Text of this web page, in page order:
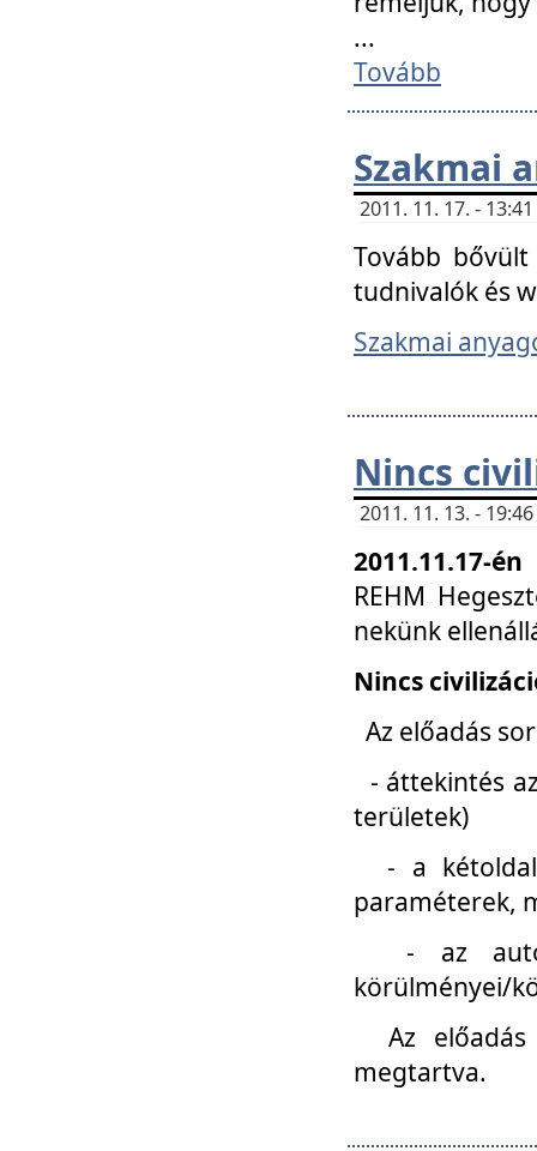
...
Tovább
Szakmai
2011. 11. 17. -
Tovább bővült
tudnivalók és
Szakmai
Nincs
2011. 11. 13. -
2011.11.17-
REHM
nekünk
Nincs
Az előadás
- áttekintés
területek)
- a kétoldali
paraméterek,
- az
körülményei/
Az
megtartva.